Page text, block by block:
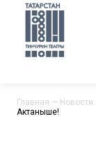
Главная — Новости
Актаныше!